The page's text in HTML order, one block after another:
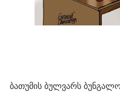
ბათუმის ბულვარს